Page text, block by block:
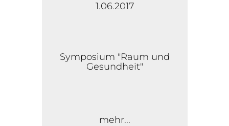
1.06.2017
Symposium "Raum und
Gesundheit"
mehr...